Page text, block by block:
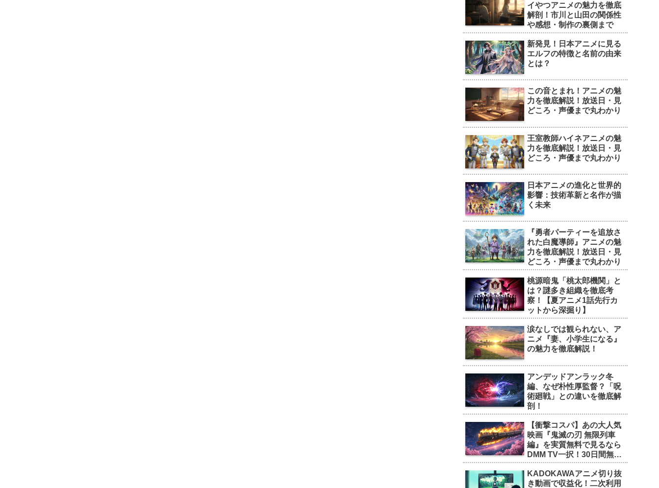
イやつアニメの魅力を徹底
解剖！市川と山田の関係性
や感想・制作の裏側まで
新発見！日本アニメに見る
エルフの特徴と名前の由来
とは？
この音とまれ！アニメの魅
力を徹底解説！放送日・見
どころ・声優まで丸わかり
王室教師ハイネアニメの魅
力を徹底解説！放送日・見
どころ・声優まで丸わかり
日本アニメの進化と世界的
影響：技術革新と名作が描
く未来
『勇者パーティーを追放さ
れた白魔導師』アニメの魅
力を徹底解説！放送日・見
どころ・声優まで丸わかり
桃源暗鬼「桃太郎機関」と
は？謎多き組織を徹底考
察！【夏アニメ1話先行カ
ットから深掘り】
涙なしでは観られない、ア
ニメ『妻、小学生になる』
の魅力を徹底解説！
アンデッドアンラック冬
編、なぜ朴性厚監督？「呪
術廻戦」との違いを徹底解
剖！
【衝撃コスパ】あの大人気
映画『鬼滅の刃 無限列車
編』を実質無料で見るなら
DMM TV一択！30日間無料
トライアルの魅力を徹底解
剖！
KADOKAWAアニメ切り抜
き動画で収益化！二次利用